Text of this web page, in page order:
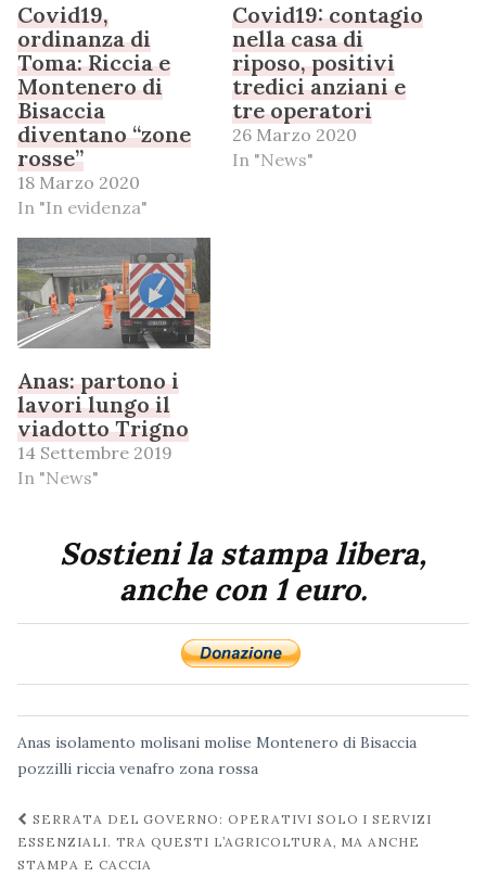
Covid19,
ordinanza di
Toma: Riccia e
Montenero di
Bisaccia
diventano “zone
rosse”
18 Marzo 2020
In "In evidenza"
Covid19: contagio
nella casa di
riposo, positivi
tredici anziani e
tre operatori
26 Marzo 2020
In "News"
Anas: partono i
lavori lungo il
viadotto Trigno
14 Settembre 2019
In "News"
Sostieni la stampa libera,
anche con 1 euro.
Anas isolamento molisani molise Montenero di Bisaccia
pozzilli riccia venafro zona rossa
Navigazione
post
SERRATA DEL GOVERNO: OPERATIVI SOLO I SERVIZI
ESSENZIALI. TRA QUESTI L’AGRICOLTURA, MA ANCHE
STAMPA E CACCIA